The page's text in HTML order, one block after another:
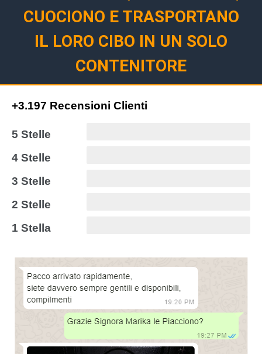
CUOCIONO E TRASPORTANO
IL LORO CIBO IN UN SOLO
CONTENITORE
+3.197 Recensioni Clienti
5 Stelle
4 Stelle
3 Stelle
2 Stelle
1 Stella